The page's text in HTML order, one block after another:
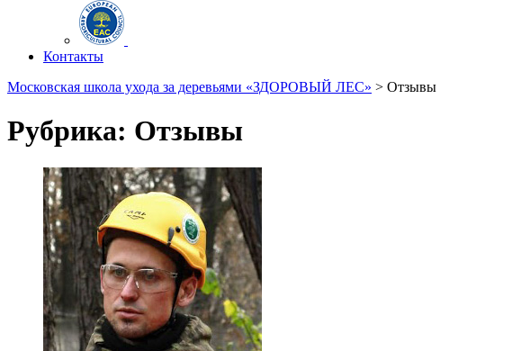
Контакты
Московская школа ухода за деревьями «ЗДОРОВЫЙ ЛЕС» > Отзывы
Рубрика: Отзывы